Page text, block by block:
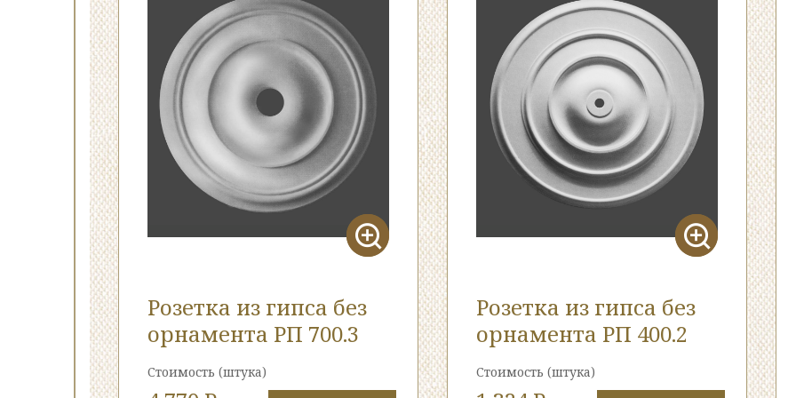
Розетка из гипса без
орнамента РП 700.3
Стоимость (штука)
Розетка из гипса без
орнамента РП 400.2
Стоимость (штука)